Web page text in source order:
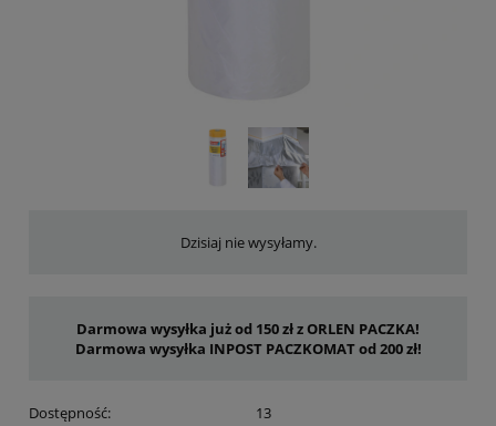
Dzisiaj nie wysyłamy.
Darmowa wysyłka już od 150 zł z ORLEN PACZKA!
Darmowa wysyłka INPOST PACZKOMAT od 200 zł!
Dostępność:
13